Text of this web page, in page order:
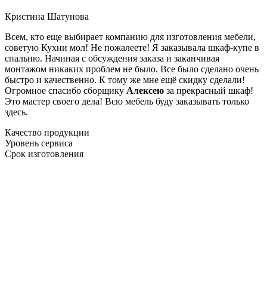
Кристина Шатунова
Всем, кто еще выбирает компанию для изготовления мебели,
советую Кухни мол! Не пожалеете! Я заказывала шкаф-купе в
спальню. Начиная с обсуждения заказа и заканчивая
монтажом никаких проблем не было. Все было сделано очень
быстро и качественно. К тому же мне ещё скидку сделали!
Огромное спасибо сборщику Алексею за прекрасный шкаф!
Это мастер своего дела! Всю мебель буду заказывать только
здесь.
Качество продукции
Уровень сервиса
Срок изготовления